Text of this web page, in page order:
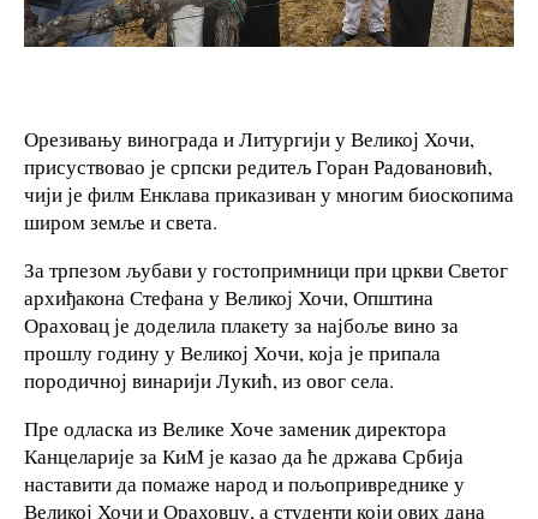
Орезивању винограда и Литургији у Великој Хочи,
присуствовао је српски редитељ Горан Радовановић,
чији је филм Енклава приказиван у многим биоскопима
широм земље и света.
За трпезом љубави у гостопримници при цркви Светог
архиђакона Стефана у Великој Хочи, Општина
Ораховац је доделила плакету за најбоље вино за
прошлу годину у Великој Хочи, која је припала
породичној винарији Лукић, из овог села.
Пре одласка из Велике Хоче заменик директора
Канцеларије за КиМ је казао да ће држава Србија
наставити да помаже народ и пољопривреднике у
Великој Хочи и Ораховцу, а студенти који ових дана